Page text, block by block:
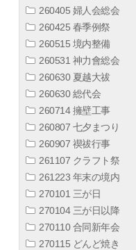
260405 婦人会総会
260425 春季例祭
260515 境内整備
260531 神力會総会
260630 夏越大祓
260630 総代会
260714 擁壁工事
260807 七夕まつり
260907 禊祓行事
261107 クラフト祭
261223 年末の境内
270101 三が日
270104 三が日以降
270110 合同新年会
270115 どんど焼き